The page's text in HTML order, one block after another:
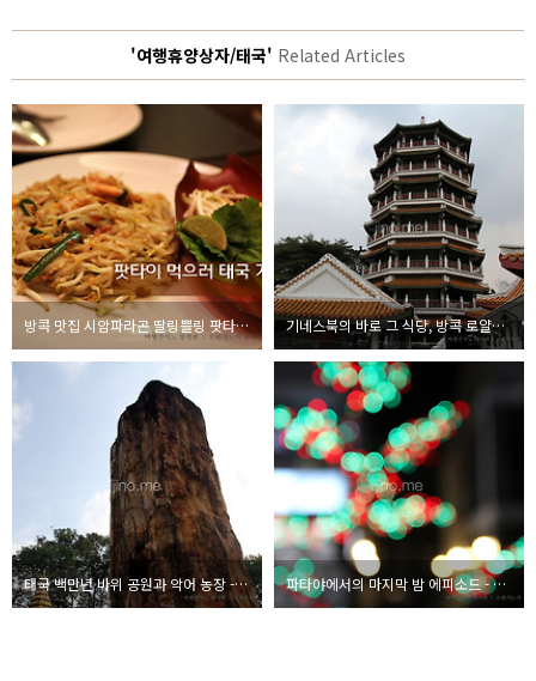
'여행휴양상자/태국' Related Articles
방콕 맛집 시암파라곤 딸링쁠링 팟타이와 땡모반 기네스북의 바로 그 식당, 방콕 로얄드래곤에서의 점심
태국 백만년 바위 공원과 악어 농장 - 태국여행기#18 파타야에서의 마지막 밤 에피소드 - 태국여행기#17